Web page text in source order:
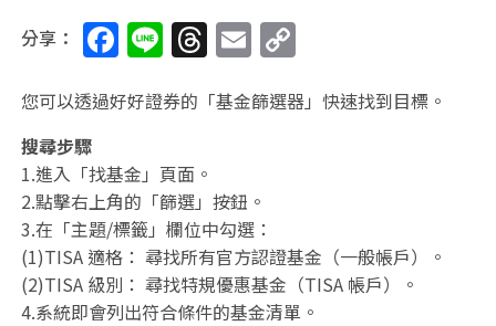
分享： F
a
c
b
o
o
k
Li
n
e
T
h
re
d
s
E
m
ai
C
p
k
您可以透過好好證券的「基金篩選器」快速找到目標。
搜尋步驟
1.進入「找基金」頁面。
2.點擊右上角的「篩選」按鈕。
3.在「主題/標籤」欄位中勾選：
(1)TISA 適格： 尋找所有官方認證基金（一般帳戶）。
(2)TISA 級別： 尋找特規優惠基金（TISA 帳戶）。
4.系統即會列出符合條件的基金清單。